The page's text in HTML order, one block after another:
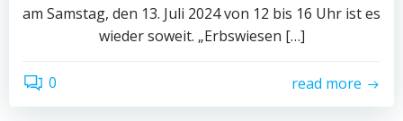
am Samstag, den 13. Juli 2024 von 12 bis 16 Uhr ist es
wieder soweit. „Erbswiesen […]
0 read more